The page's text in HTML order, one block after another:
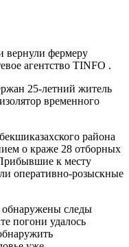
вернули фермеру
агентство TINFO .
25-летний житель
временного
района
о краже 28 отборных
к месту
оперативно-розыскные
следы
погони удалось